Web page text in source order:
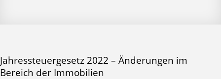
Jahressteuergesetz 2022 – Änderungen im
Bereich der Immobilien